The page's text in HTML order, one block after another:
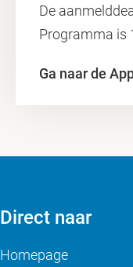
De
Programma is
Ga naar de
Direct naar
Homepage